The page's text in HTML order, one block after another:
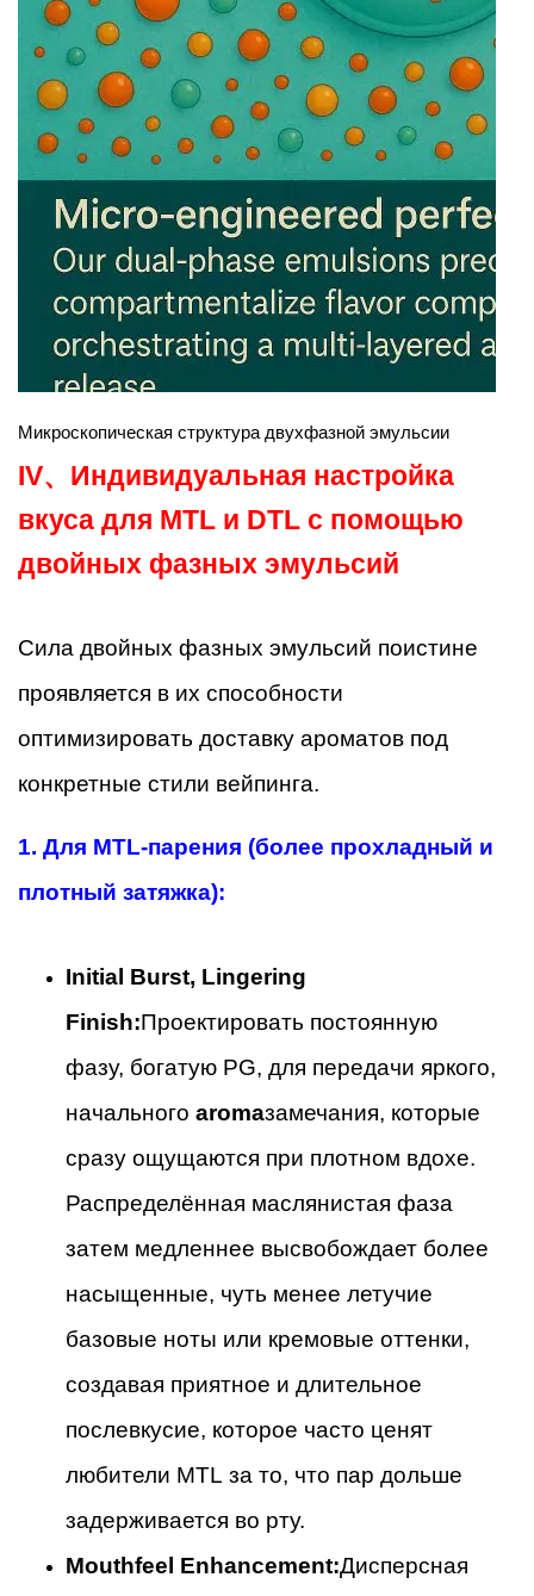
Микроскопическая структура двухфазной эмульсии
IV、 Индивидуальная настройка
вкуса для MTL и DTL с помощью
двойных фазных эмульсий
Сила двойных фазных эмульсий поистине
проявляется в их способности
оптимизировать доставку ароматов под
конкретные стили вейпинга.
1. Для MTL-парения (более прохладный и
плотный затяжка):
Initial Burst, Lingering
Finish:Проектировать постоянную
фазу, богатую PG, для передачи яркого,
начального aromaзамечания, которые
сразу ощущаются при плотном вдохе.
Распределённая маслянистая фаза
затем медленнее высвобождает более
насыщенные, чуть менее летучие
базовые ноты или кремовые оттенки,
создавая приятное и длительное
послевкусие, которое часто ценят
любители MTL за то, что пар дольше
задерживается во рту.
Mouthfeel Enhancement:Дисперсная